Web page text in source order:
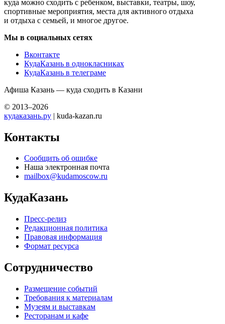
куда можно сходить с ребенком, выставки, театры, шоу,
спортивные мероприятия, места для активного отдыха
и отдыха с семьей, и многое другое.
Мы в социальных сетях
Вконтакте
КудаКазань в однокласниках
КудаКазань в телеграме
Афиша Казань — куда сходить в Казани
© 2013–2026
кудаказань.ру | kuda-kazan.ru
Контакты
Сообщить об ошибке
Наша электронная почта
mailbox@kudamoscow.ru
КудаКазань
Пресс-релиз
Редакционная политика
Правовая информация
Формат ресурса
Сотрудничество
Размещение событий
Требования к материалам
Музеям и выставкам
Ресторанам и кафе